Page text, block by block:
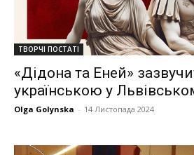
ТВОРЧІ ПОСТАТІ
«Дідона та Еней»
українською у
Olga Golynska - 14 Листопада 2024